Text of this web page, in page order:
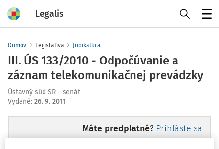
Legalis
Domov Legislatíva Judikatúra
III. ÚS 133/2010 - Odpočúvanie a
záznam telekomunikačnej prevádzky
Ústavný súd SR - senát
Vydané: 26. 9. 2011
Máte predplatné? Prihláste sa